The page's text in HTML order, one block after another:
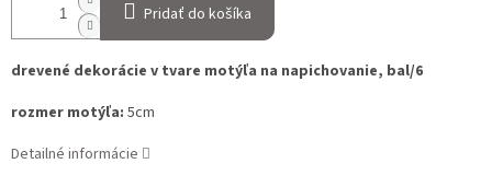
Pridať do košíka
drevené dekorácie v tvare motýľa na napichovanie, bal/6
rozmer motýľa: 5cm
Detailné informácie